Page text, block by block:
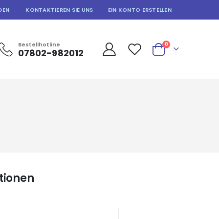
KONTAKTIEREN SIE UNS EIN KONTO ERSTELLEN
Bestellhotline
07802-982012 Warenkorb
0Artikel